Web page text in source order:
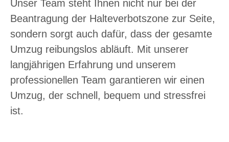
Unser Team steht Ihnen nicht nur bei der
Beantragung der Halteverbotszone zur Seite,
sondern sorgt auch dafür, dass der gesamte
Umzug reibungslos abläuft. Mit unserer
langjährigen Erfahrung und unserem
professionellen Team garantieren wir einen
Umzug, der schnell, bequem und stressfrei
ist.